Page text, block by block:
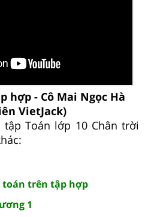
hợp - Cô Mai Ngọc Hà
VietJack)
Toán lớp 10 Chân trời
toán trên tập hợp
1